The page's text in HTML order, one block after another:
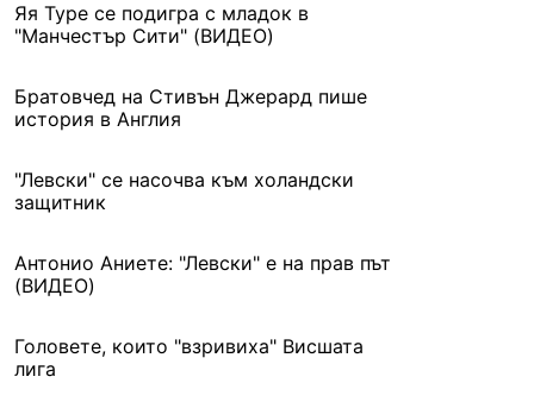
Яя Туре се подигра с младок в
"Манчестър Сити" (ВИДЕО)
Братовчед на Стивън Джерард пише
история в Англия
"Левски" се насочва към холандски
защитник
Антонио Аниете: "Левски" е на прав път
(ВИДЕО)
Головете, които "взривиха" Висшата
лига